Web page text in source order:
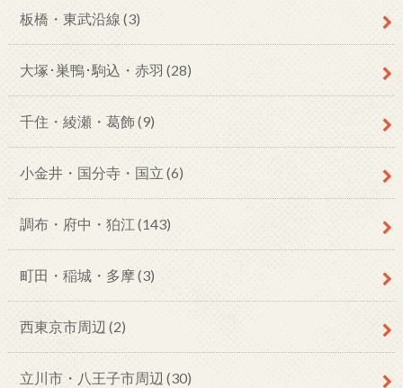
板橋・東武沿線 (3)
大塚･巣鴨･駒込・赤羽 (28)
千住・綾瀬・葛飾(9)
小金井・国分寺・国立 (6)
調布・府中・狛江 (143)
町田・稲城・多摩(3)
西東京市周辺 (2)
立川市・八王子市周辺 (30)